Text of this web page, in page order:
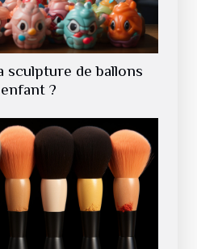
sculpture de ballons
?